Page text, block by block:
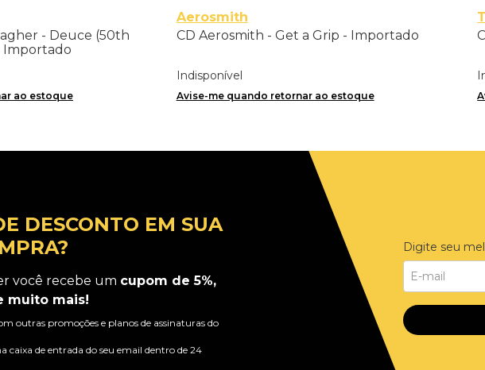
- Deuce (50th
Importado
ao estoque
Aerosmith
CD Aerosmith - Get a Grip - Importado
Indisponível
Avise-me quando retornar ao estoque
DESCONTO EM SUA
você recebe um cupom de 5%,
muito mais!
outras promoções e planos de assinaturas do
caixa de entrada do seu email dentro de 24
Digite seu